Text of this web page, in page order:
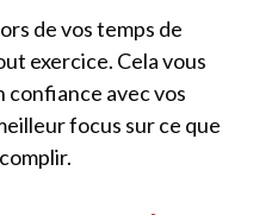
de vos temps de
exercice. Cela vous
confiance avec vos
focus sur ce que